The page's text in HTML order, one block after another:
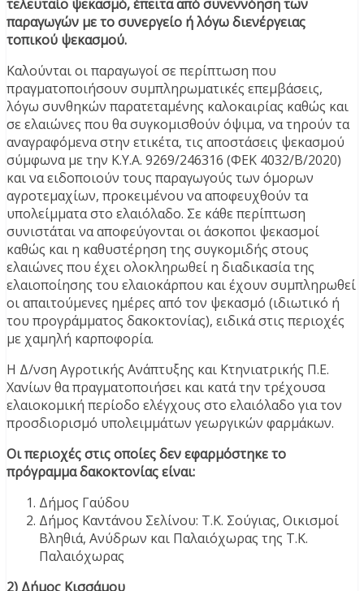
τελευταίο ψεκασμό, έπειτα από συνεννόηση των
παραγωγών με το συνεργείο ή λόγω διενέργειας
τοπικού ψεκασμού.
Καλούνται οι παραγωγοί σε περίπτωση που
πραγματοποιήσουν συμπληρωματικές επεμβάσεις,
λόγω συνθηκών παρατεταμένης καλοκαιρίας καθώς και
σε ελαιώνες που θα συγκομισθούν όψιμα, να τηρούν τα
αναγραφόμενα στην ετικέτα, τις αποστάσεις ψεκασμού
σύμφωνα με την Κ.Υ.Α. 9269/246316 (ΦΕΚ 4032/Β/2020)
και να ειδοποιούν τους παραγωγούς των όμορων
αγροτεμαχίων, προκειμένου να αποφευχθούν τα
υπολείμματα στο ελαιόλαδο. Σε κάθε περίπτωση
συνιστάται να αποφεύγονται οι άσκοποι ψεκασμοί
καθώς και η καθυστέρηση της συγκομιδής στους
ελαιώνες που έχει ολοκληρωθεί η διαδικασία της
ελαιοποίησης του ελαιοκάρπου και έχουν συμπληρωθεί
οι απαιτούμενες ημέρες από τον ψεκασμό (ιδιωτικό ή
του προγράμματος δακοκτονίας), ειδικά στις περιοχές
με χαμηλή καρποφορία.
Η Δ/νση Αγροτικής Ανάπτυξης και Κτηνιατρικής Π.Ε.
Χανίων θα πραγματοποιήσει και κατά την τρέχουσα
ελαιοκομική περίοδο ελέγχους στο ελαιόλαδο για τον
προσδιορισμό υπολειμμάτων γεωργικών φαρμάκων.
Οι περιοχές στις οποίες δεν εφαρμόστηκε το
πρόγραμμα δακοκτονίας είναι:
Δήμος Γαύδου
Δήμος Καντάνου Σελίνου: Τ.Κ. Σούγιας, Οικισμοί
Βληθιά, Ανύδρων και Παλαιόχωρας της Τ.Κ.
Παλαιόχωρας
2) Δήμος Κισσάμου